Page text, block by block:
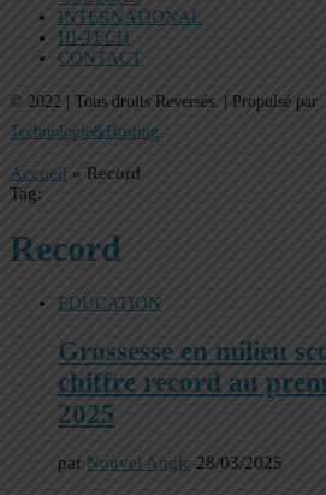
INTERNATIONAL
HI-TECH
CONTACT
© 2022 | Tous droits Reversés. | Propulsé par
Technologie&Hosting
Accueil » Record
Tag:
Record
EDUCATION
Grossesse en milieu
chiffre record au
2025
par Nouvel Angle 28/03/2025